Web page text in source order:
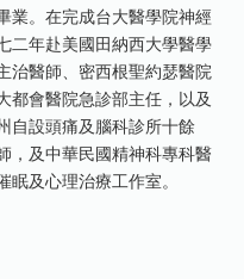
業。在完成台大醫學院神經
二年赴美國田納西大學醫學
治醫師、密西根聖約瑟醫院
都會醫院急診部主任，以及
自設頭痛及腦科診所十餘
，及中華民國精神科專科醫
及心理治療工作室。